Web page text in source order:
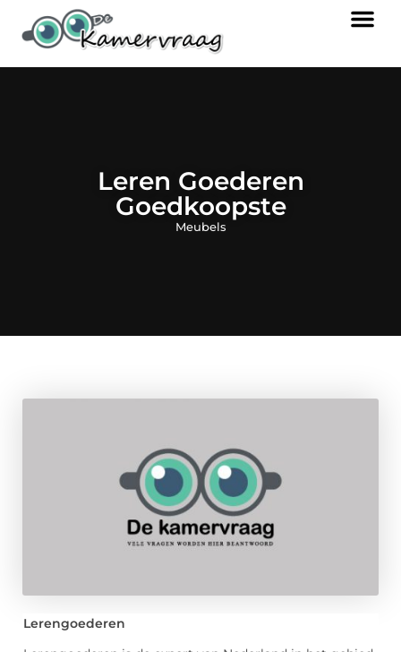
Leren Goederen
Goedkoopste
Meubels
Lerengoederen